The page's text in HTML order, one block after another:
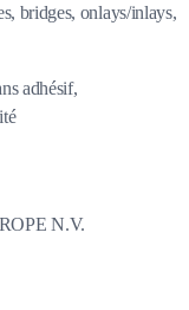
bridges, onlays/inlays,
adhésif,
N.V.